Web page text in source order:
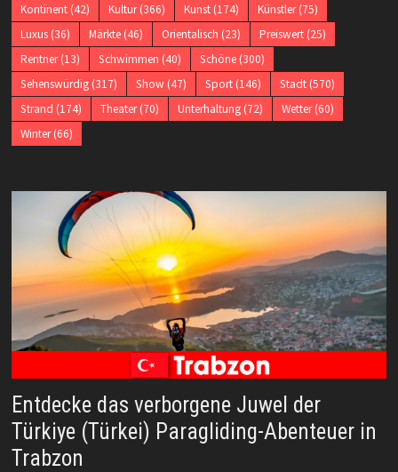
Kontinent(42) Kultur(366) Kunst(174) Künstler(75)
Luxus(36) Märkte(46) Orientalisch (23) Preiswert(25)
Rentner(13) Schwimmen (40) Schöne(300)
Sehenswürdig(317) Show (47) Sport(146) Stadt(570)
Strand (174) Theater(70) Unterhaltung(72) Wetter(60)
Winter(66)
Entdecke das verborgene Juwel der
Türkiye (Türkei) Paragliding-Abenteuer in
Trabzon